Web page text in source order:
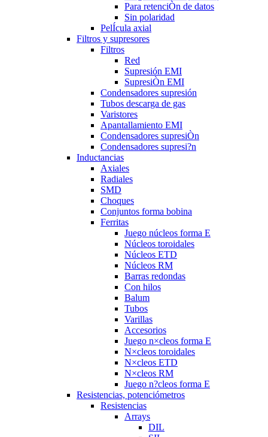
Para retenciÒn de datos
Sin polaridad
PelÍcula axial
Filtros y supresores
Filtros
Red
Supresión EMI
SupresiÒn EMI
Condensadores supresión
Tubos descarga de gas
Varistores
Apantallamiento EMI
Condensadores supresiÒn
Condensadores supresi?n
Inductancias
Axiales
Radiales
SMD
Choques
Conjuntos forma bobina
Ferritas
Juego núcleos forma E
Núcleos toroidales
Núcleos ETD
Núcleos RM
Barras redondas
Con hilos
Balum
Tubos
Varillas
Accesorios
Juego n×cleos forma E
N×cleos toroidales
N×cleos ETD
N×cleos RM
Juego n?cleos forma E
Resistencias, potenciómetros
Resistencias
Arrays
DIL